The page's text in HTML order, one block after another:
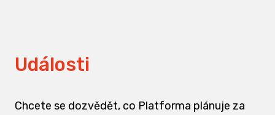
Události
Chcete se dozvědět, co Platforma plánuje za